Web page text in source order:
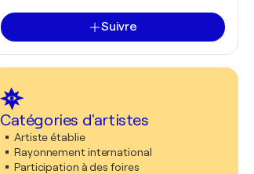
Suivre
Catégories d'artistes
Artiste établie
Rayonnement international
Participation à des foires